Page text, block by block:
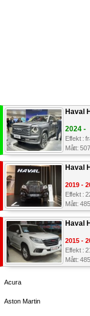
Haval
2024 -
Effekt :
Mått:
Haval
2019 -
Effekt :
Mått:
Haval
2015 -
Effekt :
Mått:
Acura
Aston Martin